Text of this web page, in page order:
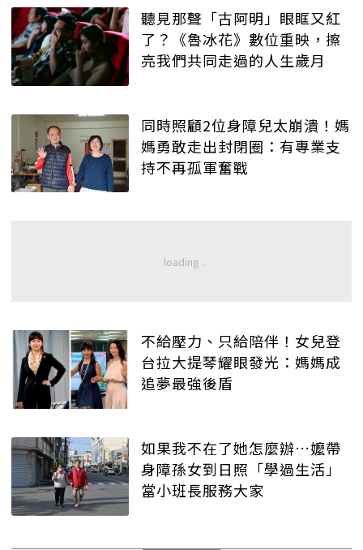
聽見那聲「古阿明」眼眶又紅
了？《魯冰花》數位重映，擦
亮我們共同走過的人生歲月
同時照顧2位身障兒太崩潰！媽
媽勇敢走出封閉圈：有專業支
持不再孤軍奮戰
不給壓力、只給陪伴！女兒登
台拉大提琴耀眼發光：媽媽成
追夢最強後盾
如果我不在了她怎麼辦…嬤帶
身障孫女到日照「學過生活」
當小班長服務大家